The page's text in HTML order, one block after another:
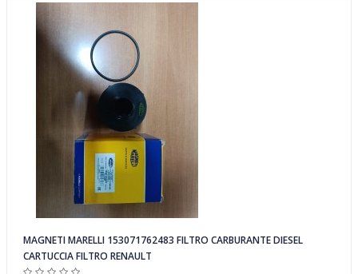
MAGNETI MARELLI 153071762483 FILTRO CARBURANTE DIESEL
CARTUCCIA FILTRO RENAULT